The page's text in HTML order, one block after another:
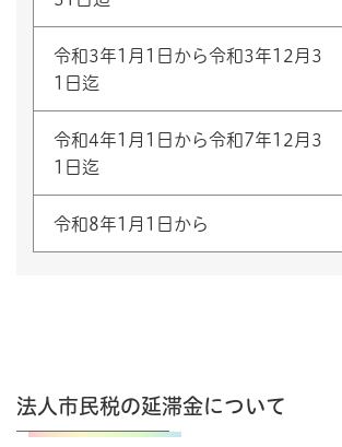
令和3年1月1日から令和3年12月3
1日迄
令和4年1月1日から令和7年12月3
1日迄
令和8年1月1日から
法人市民税の延滞金について